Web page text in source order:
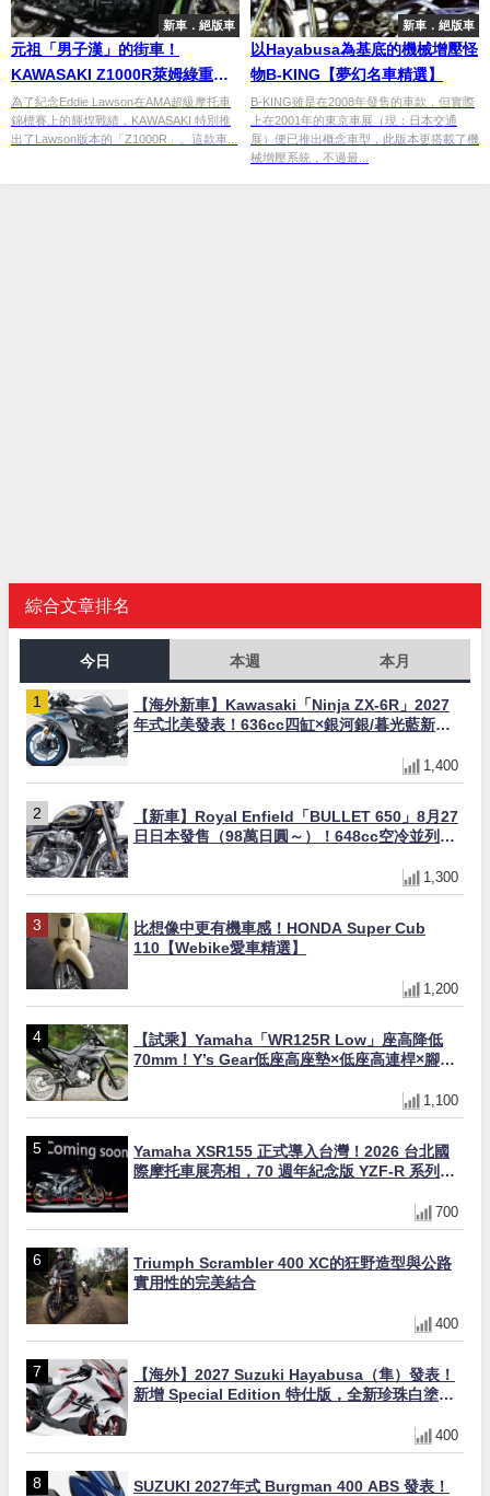
新車．絕版車
元祖「男子漢」的街車！
KAWASAKI Z1000R萊姆綠重現
Eddie Lawson奪冠戰駒
為了紀念Eddie Lawson在AMA超級摩托車
錦標賽上的輝煌戰績，KAWASAKI 特別推
出了Lawson版本的「Z1000R」。這款車...
新車．絕版車
以Hayabusa為基底的機械增壓怪
物B-KING【夢幻名車精選】
B-KING雖是在2008年發售的車款，但實際
上在2001年的東京車展（現：日本交通
展）便已推出概念車型，此版本更搭載了機
械增壓系統，不過最...
綜合文章排名
今日 本週 本月
【海外新車】Kawasaki「Ninja ZX-6R」2027
年式北美發表！636cc四缸×銀河銀/暮光藍新色
1,400
【新車】Royal Enfield「BULLET 650」8月27
日日本發售（98萬日圓～）！648cc空冷並列雙
1,300
比想像中更有機車感！HONDA Super Cub
110【Webike愛車精選】
1,200
【試乘】Yamaha「WR125R Low」座高降低
70mm！Y’s Gear低座高座墊×低座高連桿×腳踏
1,100
Yamaha XSR155 正式導入台灣！2026 台北國
際摩托車展亮相，70 週年紀念版 YZF-R 系列限
700
Triumph Scrambler 400 XC的狂野造型與公路
實用性的完美結合
400
【海外】2027 Suzuki Hayabusa（隼）發表！
新增 Special Edition 特仕版，全新珍珠白塗裝
400
SUZUKI 2027年式 Burgman 400 ABS 發表！